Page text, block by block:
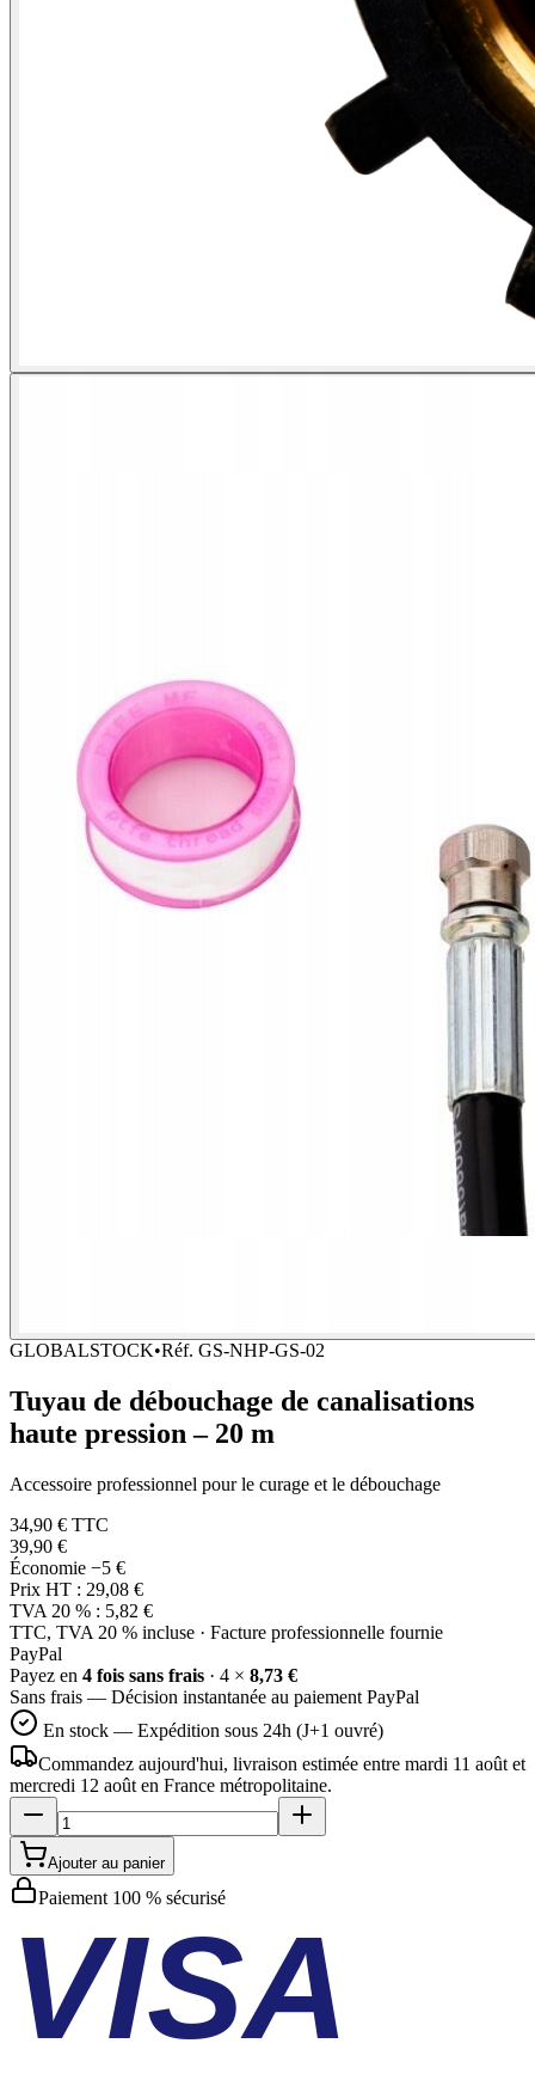
GLOBALSTOCK•Réf. GS-NHP-GS-02
Tuyau de débouchage de canalisations
haute pression – 20 m
Accessoire professionnel pour le curage et le débouchage
34,90 € TTC
39,90 €
Économie −5 €
Prix HT : 29,08 €
TVA 20 % : 5,82 €
TTC, TVA 20 % incluse · Facture professionnelle fournie
PayPal
Payez en 4 fois sans frais · 4 × 8,73 €
Sans frais — Décision instantanée au paiement PayPal
En stock — Expédition sous 24h (J+1 ouvré)
Commandez aujourd'hui, livraison estimée entre mardi 11 août et
mercredi 12 août en France métropolitaine.
Ajouter au panier
Paiement 100 % sécurisé
VISA